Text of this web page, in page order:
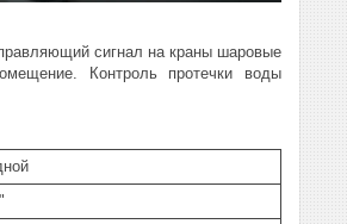
сигнал на краны шаровые
Контроль протечки воды